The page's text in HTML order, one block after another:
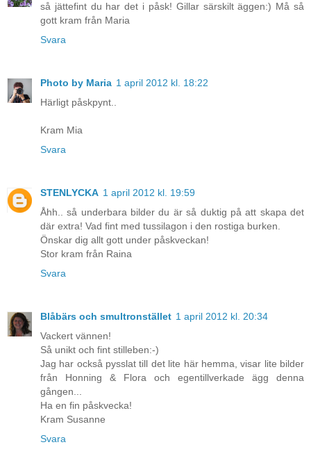
så jättefint du har det i påsk! Gillar särskilt äggen:) Må så
gott kram från Maria
Svara
Photo by Maria 1 april 2012 kl. 18:22
Härligt påskpynt..
Kram Mia
Svara
STENLYCKA 1 april 2012 kl. 19:59
Åhh.. så underbara bilder du är så duktig på att skapa det
där extra! Vad fint med tussilagon i den rostiga burken.
Önskar dig allt gott under påskveckan!
Stor kram från Raina
Svara
Blåbärs och smultronstället 1 april 2012 kl. 20:34
Vackert vännen!
Så unikt och fint stilleben:-)
Jag har också pysslat till det lite här hemma, visar lite bilder
från Honning & Flora och egentillverkade ägg denna
gången...
Ha en fin påskvecka!
Kram Susanne
Svara